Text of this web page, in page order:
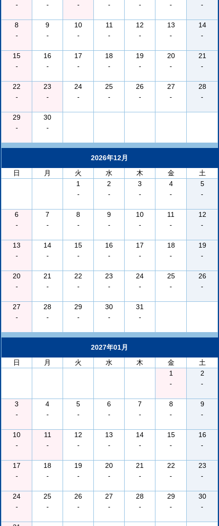
-
-
-
-
-
-
-
8
-
9
-
10
-
11
-
12
-
13
-
14
-
15
-
16
-
17
-
18
-
19
-
20
-
21
-
22
-
23
-
24
-
25
-
26
-
27
-
28
-
29
-
30
-
2026年12月
日
月 火 水 木 金
土
1
-
2
-
3
-
4
-
5
-
6
-
7
-
8
-
9
-
10
-
11
-
12
-
13
-
14
-
15
-
16
-
17
-
18
-
19
-
20
-
21
-
22
-
23
-
24
-
25
-
26
-
27
-
28
-
29
-
30
-
31
-
2027年01月
日
月 火 水 木 金
土
1
-
2
-
3
-
4
-
5
-
6
-
7
-
8
-
9
-
10
-
11
-
12
-
13
-
14
-
15
-
16
-
17
-
18
-
19
-
20
-
21
-
22
-
23
-
24
-
25
-
26
-
27
-
28
-
29
-
30
-